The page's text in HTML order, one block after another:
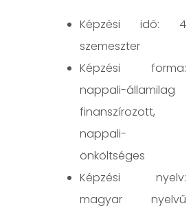
Képzési idő: 4
szemeszter
Képzési forma:
nappali-államilag
finanszírozott,
nappali-
önköltséges
Képzési nyelv:
magyar nyelvű